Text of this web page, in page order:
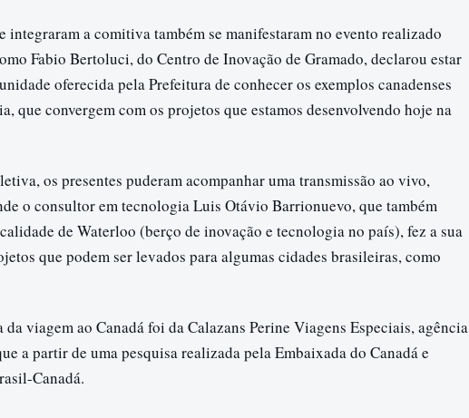
integraram a comitiva também se manifestaram no evento realizado
Fabio Bertoluci, do Centro de Inovação de Gramado, declarou estar
oferecida pela Prefeitura de conhecer os exemplos canadenses
que convergem com os projetos que estamos desenvolvendo hoje na
os presentes puderam acompanhar uma transmissão ao vivo,
o consultor em tecnologia Luis Otávio Barrionuevo, que também
de Waterloo (berço de inovação e tecnologia no país), fez a sua
que podem ser levados para algumas cidades brasileiras, como
viagem ao Canadá foi da Calazans Perine Viagens Especiais, agência
a partir de uma pesquisa realizada pela Embaixada do Canadá e
Canadá.